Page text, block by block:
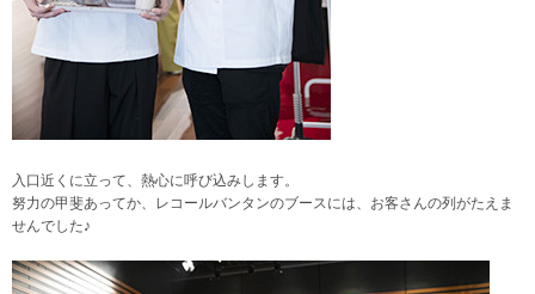
入口近くに立って、熱心に呼び込みします。
努力の甲斐あってか、レコールバンタンのブースには、お客さんの列がたえま
せんでした♪